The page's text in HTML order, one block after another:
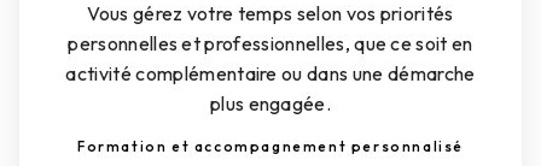
Vous gérez votre temps selon vos priorités
personnelles et professionnelles, que ce soit en
activité complémentaire ou dans une démarche
plus engagée.
Formation et accompagnement personnalisé